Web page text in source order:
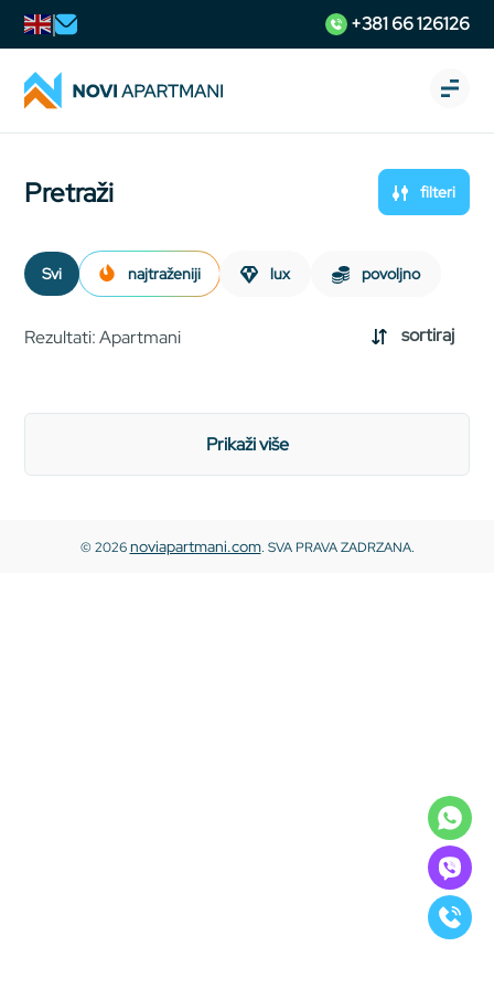
+381 66 126126
Pretraži filteri
svi najtraženiji lux povoljno
Rezultati: Apartmani sortiraj
prikaži više
© 2026noviapartmani.com. SVA PRAVA ZADRZANA.